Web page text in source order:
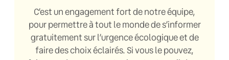
C’est un engagement fort de notre équipe,
pour permettre à tout le monde de s’informer
gratuitement sur l’urgence écologique et de
faire des choix éclairés. Si vous le pouvez,